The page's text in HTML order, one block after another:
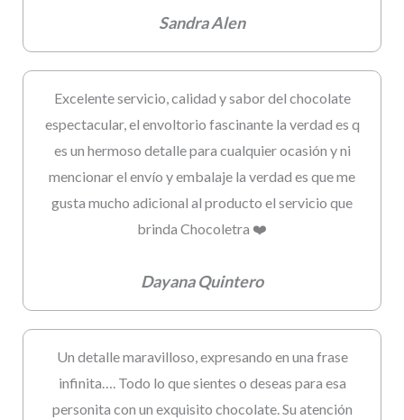
Sandra Alen
Excelente servicio, calidad y sabor del chocolate
espectacular, el envoltorio fascinante la verdad es q
es un hermoso detalle para cualquier ocasión y ni
mencionar el envío y embalaje la verdad es que me
gusta mucho adicional al producto el servicio que
brinda Chocoletra ❤️
Dayana Quintero
Un detalle maravilloso, expresando en una frase
infinita…. Todo lo que sientes o deseas para esa
personita con un exquisito chocolate. Su atención